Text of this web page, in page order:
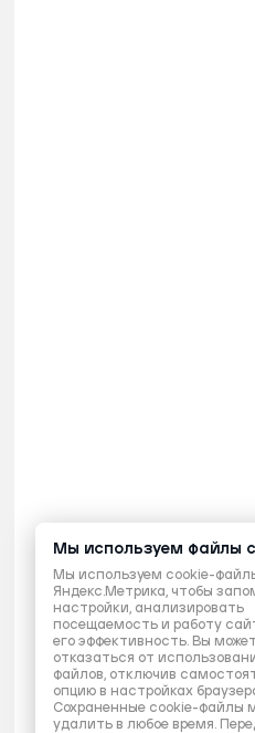
Мы используем файлы
Мы используем cookie-
Яндекс.Метрика, чтобы
настройки, анализировать
посещаемость и работу
его эффективность. Вы
отказаться от
файлов, отключив
опцию в настройках
Сохраненные cookie-файлы
удалить в любое время.